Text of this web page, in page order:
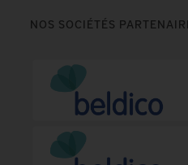
NOS SOCIÉTÉS